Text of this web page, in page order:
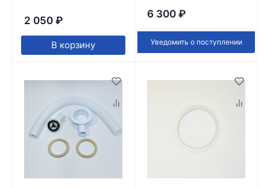
2 050 ₽
В корзину
6 300 ₽
Уведомить о поступлении